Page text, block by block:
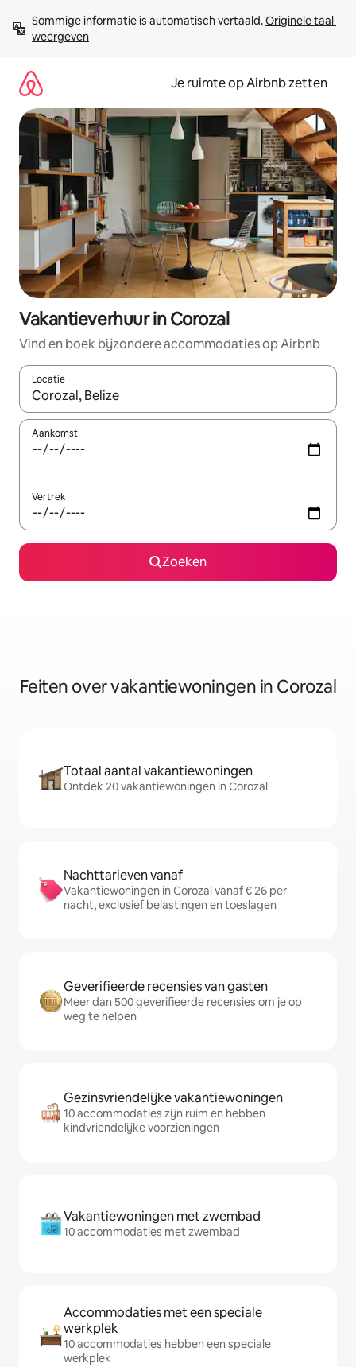
direct
naar
Sommige informatie is automatisch vertaald. Originele taal
weergeven
Je ruimte op Airbnb zetten
Vakantieverhuur in Corozal
Vind en boek bijzondere accommodaties op Airbnb
Locatie
Wanneer er suggesties beschikbaar zijn, maak je een keuze
Aankomst
Vertrek
Zoeken
Feiten over vakantiewoningen in Corozal
Totaal aantal vakantiewoningen
Ontdek 20 vakantiewoningen in Corozal
Nachttarieven vanaf
Vakantiewoningen in Corozal vanaf € 26 per
nacht, exclusief belastingen en toeslagen
Geverifieerde recensies van gasten
Meer dan 500 geverifieerde recensies om je op
weg te helpen
Gezinsvriendelijke vakantiewoningen
10 accommodaties zijn ruim en hebben
kindvriendelijke voorzieningen
Vakantiewoningen met zwembad
10 accommodaties met zwembad
Accommodaties met een speciale
werkplek
10 accommodaties hebben een speciale
werkplek